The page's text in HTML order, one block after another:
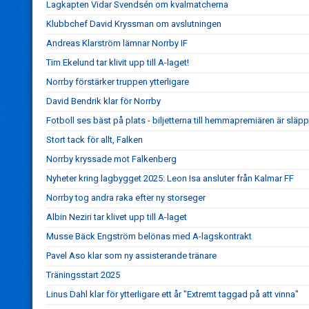
Lagkapten Vidar Svendsén om kvalmatcherna
Klubbchef David Kryssman om avslutningen
Andreas Klarström lämnar Norrby IF
Tim Ekelund tar klivit upp till A-laget!
Norrby förstärker truppen ytterligare
David Bendrik klar för Norrby
Fotboll ses bäst på plats - biljetterna till hemmapremiären är
Stort tack för allt, Falken
Norrby kryssade mot Falkenberg
Nyheter kring lagbygget 2025: Leon Isa ansluter från Kalmar FF
Norrby tog andra raka efter ny storseger
Albin Neziri tar klivet upp till A-laget
Musse Bäck Engström belönas med A-lagskontrakt
Pavel Aso klar som ny assisterande tränare
Träningsstart 2025
Linus Dahl klar för ytterligare ett år "Extremt taggad på att vinna"